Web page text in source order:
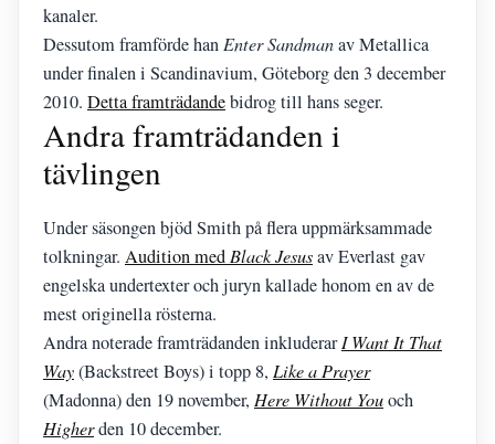
kanaler.
Dessutom framförde han Enter Sandmanav Metallica
under finalen i Scandinavium, Göteborg den 3 december
2010. Detta framträdandebidrog till hans seger.
Andra framträdanden i
tävlingen
Under säsongen bjöd Smith på flera uppmärksammade
tolkningar. Audition med Black Jesusav Everlast gav
engelska undertexter och juryn kallade honom en av de
mest originella rösterna.
Andra noterade framträdanden inkluderarI Want It That
Way(Backstreet Boys) i topp 8, Like a Prayer
(Madonna) den 19 november, Here Without Youoch
Higherden 10 december.